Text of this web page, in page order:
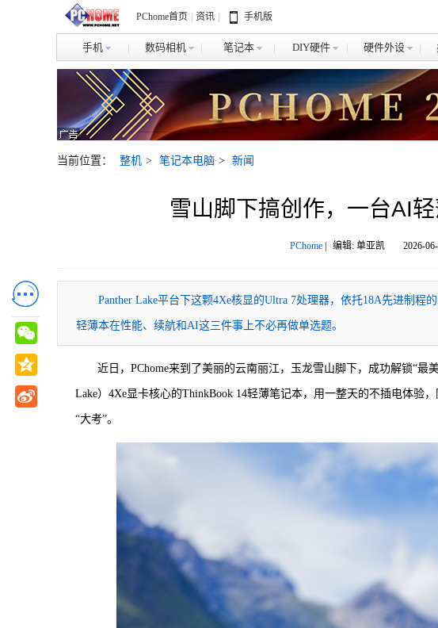
PChome首页 资讯 手机版
手机 数码相机 笔记本 DIY硬件 硬件外设
当前位置： 整机 > 笔记本电脑 > 新闻
雪山脚下搞创作，一台AI轻
PChome| 编辑: 单亚凯 2026-
Panther Lake平台下这颗4Xe核显的Ultra 7处理器，依托18A先进制
轻薄本在性能、续航和AI这三件事上不必再做单选题。
近日，PChome来到了美丽的云南丽江，玉龙雪山脚下，成功解锁“最
Lake）4Xe显卡核心的ThinkBook 14轻薄笔记本，用一整天的不插电体验
“大考”。